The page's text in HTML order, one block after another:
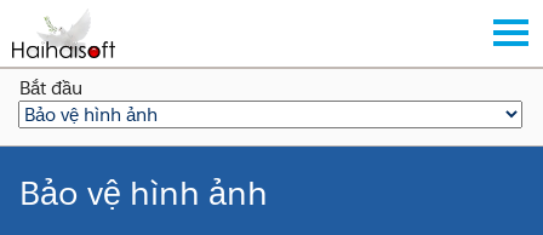
Bắt đầu
Bảo vệ hình ảnh